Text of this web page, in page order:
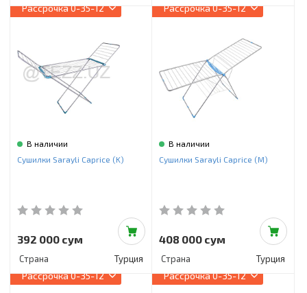
Рассрочка0-35-12
В наличии
Сушилки Sarayli Caprice (K)
392 000 сум
Страна Турция
Рассрочка0-35-12
В наличии
Сушилки Sarayli Caprice (M)
408 000 сум
Страна Турция
Рассрочка0-35-12 Рассрочка0-35-12